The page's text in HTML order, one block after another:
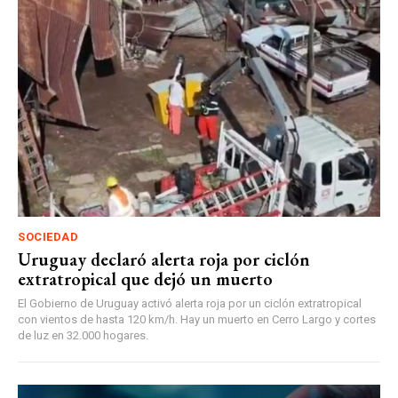
SOCIEDAD
Uruguay declaró alerta roja por ciclón
extratropical que dejó un muerto
El Gobierno de Uruguay activó alerta roja por un ciclón extratropical
con vientos de hasta 120 km/h. Hay un muerto en Cerro Largo y cortes
de luz en 32.000 hogares.